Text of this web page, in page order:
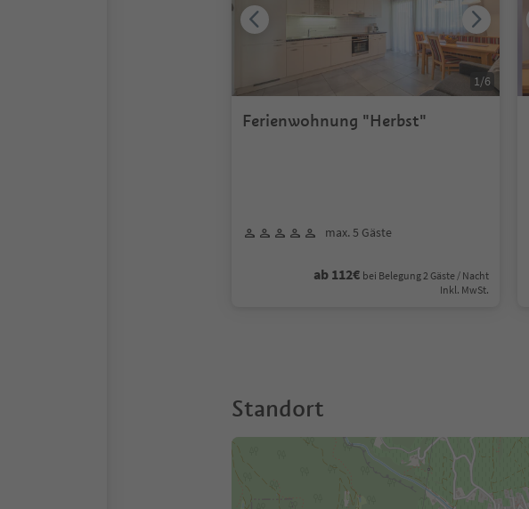
Ferienwohnung "Herbst"
max. 5 Gäste
ab 112€ bei Belegung 2 Gäste / Nacht
Inkl. MwSt.
1/6
Standort